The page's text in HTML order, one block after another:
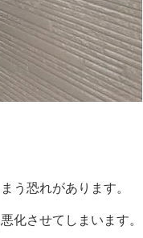
う恐れがあります。
化させてしまいます。